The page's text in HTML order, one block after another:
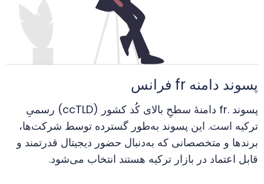
پسوند دامنه fr فرانس
پسوند .fr دامنهٔ سطحِ بالای کُد کشور (ccTLD) رسمیِ
ترکیه است. این پسوند به‌طور گسترده توسط شرکت‌ها،
برندها و متخصصانی که به‌دنبال حضور دیجیتال قدرتمند و
قابل اعتماد در بازار ترکیه هستند انتخاب می‌شود.